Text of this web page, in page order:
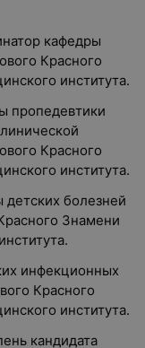
кафедры
Красного
института.
пропедевтики
Красного
института.
детских болезней
Знамени
инфекционных
Красного
института.
кандидата